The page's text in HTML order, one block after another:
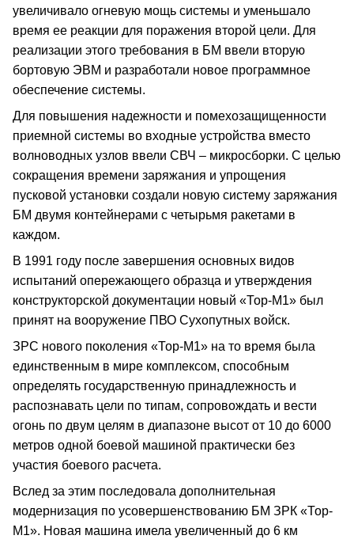
увеличивало огневую мощь системы и уменьшало
время ее реакции для поражения второй цели. Для
реализации этого требования в БМ ввели вторую
бортовую ЭВМ и разработали новое программное
обеспечение системы.
Для повышения надежности и помехозащищенности
приемной системы во входные устройства вместо
волноводных узлов ввели СВЧ – микросборки. С целью
сокращения времени заряжания и упрощения
пусковой установки создали новую систему заряжания
БМ двумя контейнерами с четырьмя ракетами в
каждом.
В 1991 году после завершения основных видов
испытаний опережающего образца и утверждения
конструкторской документации новый «Тор-М1» был
принят на вооружение ПВО Сухопутных войск.
ЗРС нового поколения «Тор-М1» на то время была
единственным в мире комплексом, способным
определять государственную принадлежность и
распознавать цели по типам, сопровождать и вести
огонь по двум целям в диапазоне высот от 10 до 6000
метров одной боевой машиной практически без
участия боевого расчета.
Вслед за этим последовала дополнительная
модернизация по усовершенствованию БМ ЗРК «Тор-
М1». Новая машина имела увеличенный до 6 км